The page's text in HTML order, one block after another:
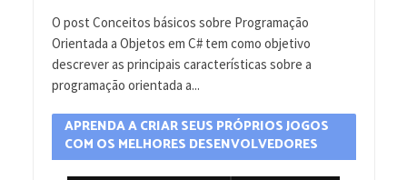
O post Conceitos básicos sobre Programação
Orientada a Objetos em C# tem como objetivo
descrever as principais características sobre a
programação orientada a...
APRENDA A CRIAR SEUS PRÓPRIOS JOGOS
COM OS MELHORES DESENVOLVEDORES